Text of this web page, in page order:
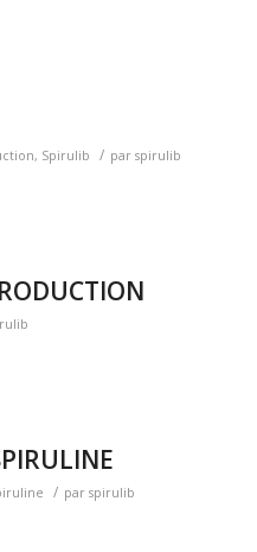
, Spirulib / par spirulib
/ par spirulib